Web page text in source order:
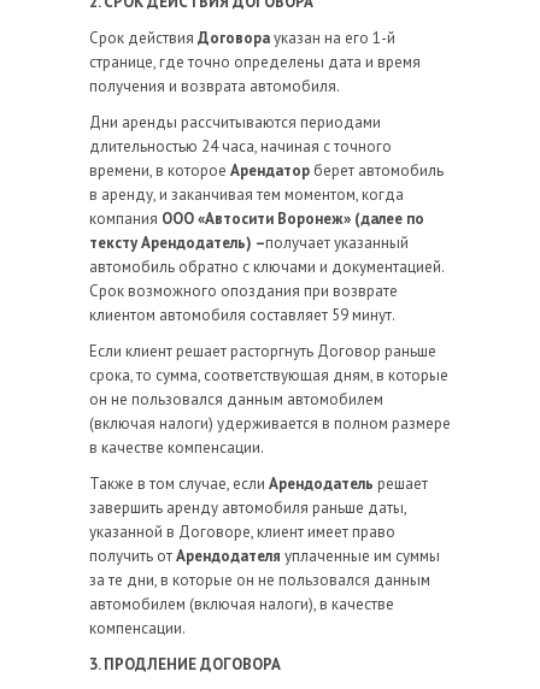
Срок действия Договорауказан на его 1-й
странице, где точно определены дата и время
получения и возврата автомобиля.
Дни аренды рассчитываются периодами
длительностью 24 часа, начиная с точного
времени, в которое Арендатор берет автомобиль
в аренду, и заканчивая тем моментом, когда
компания ООО «Автосити Воронеж» (далее по
текстуАрендодатель) –получает указанный
автомобиль обратно с ключами и документацией.
Срок возможного опоздания при возврате
клиентом автомобиля составляет 59 минут.
Если клиент решает расторгнуть Договор раньше
срока, то сумма, соответствующая дням, в которые
он не пользовался данным автомобилем
(включая налоги) удерживается в полном размере
в качестве компенсации.
Также в том случае, если Арендодатель решает
завершить аренду автомобиля раньше даты,
указанной в Договоре, клиент имеет право
получить отАрендодателя уплаченные им суммы
за те дни, в которые он не пользовался данным
автомобилем (включая налоги), в качестве
компенсации.
3. ПРОДЛЕНИЕ ДОГОВОРА